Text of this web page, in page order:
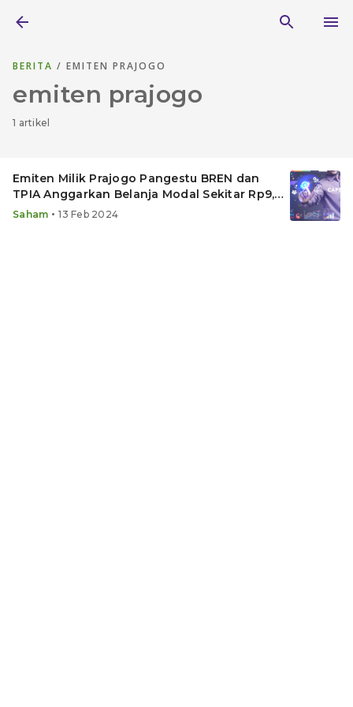
BERITA / EMITEN PRAJOGO
emiten prajogo
1 artikel
Emiten Milik Prajogo Pangestu BREN dan
TPIA Anggarkan Belanja Modal Sekitar Rp9,3
Triliun
Saham • 13 Feb 2024